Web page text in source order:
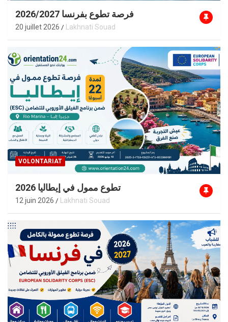
فرصة تطوع بفرنسا 2026/2027
20 juillet 2026 Lakhnati Souad
VOLONTARIAT
تطوع ممول في إيطاليا 2026
12 juin 2026 Lakhnati Souad